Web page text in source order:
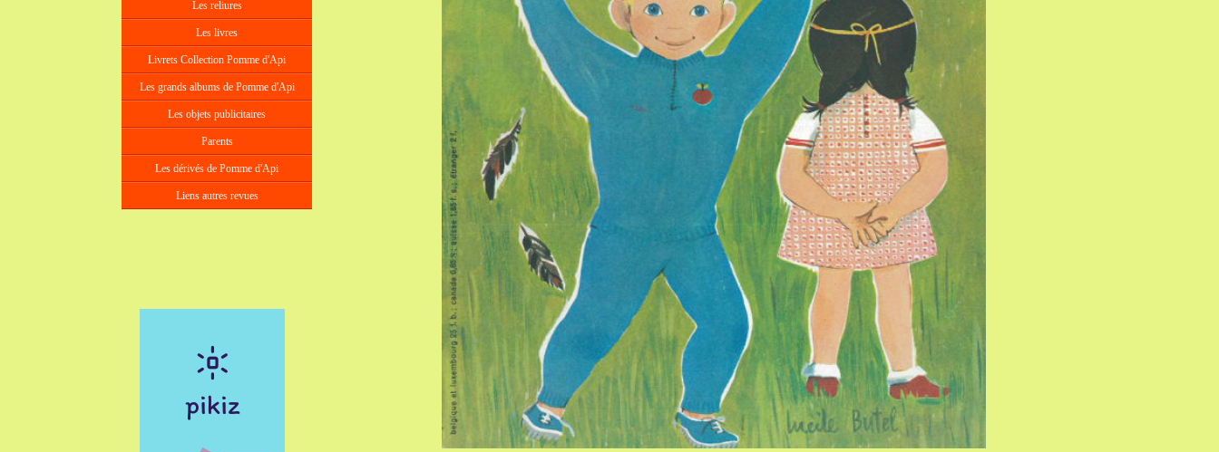
Les reliures
Les livres
Livrets Collection Pomme d'Api
Les grands albums de Pomme d'Api
Les objets publicitaires
Parents
Les dérivés de Pomme d'Api
Liens autres revues